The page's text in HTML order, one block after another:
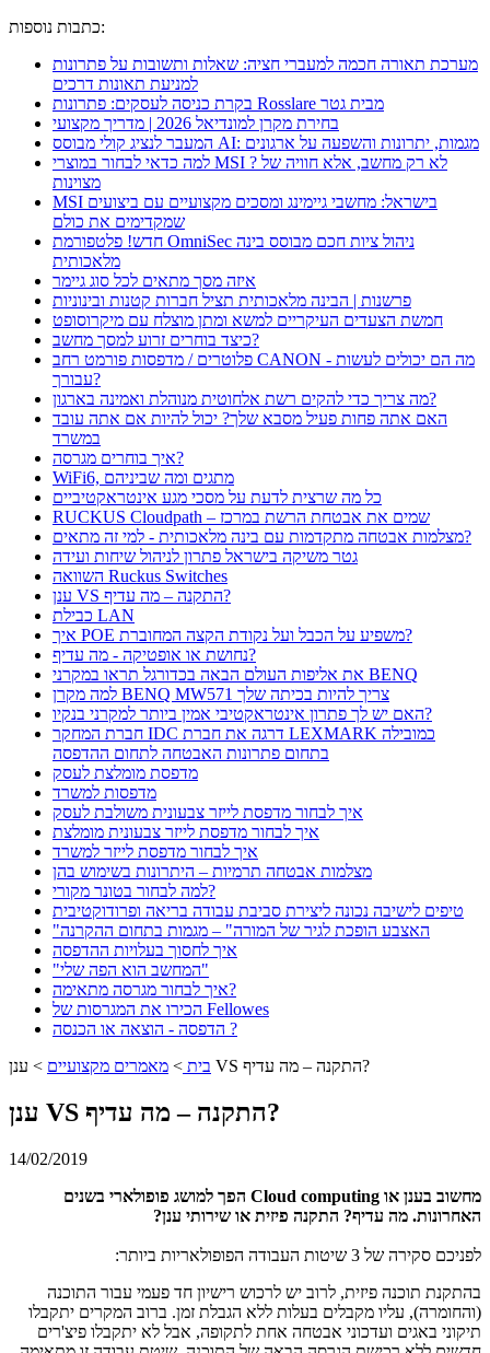
כתבות נוספות:
מערכת תאורה חכמה למעברי חציה: שאלות ותשובות על פתרונות
למניעת תאונות דרכים
בקרת כניסה לעסקים: פתרונות Rosslare מבית גטר
בחירת מקרן למונדיאל 2026 | מדריך מקצועי
המעבר לנציג קולי מבוסס AI: מגמות, יתרונות והשפעה על ארגונים
למה כדאי לבחור במוצרי MSI ? לא רק מחשב, אלא חוויה של
מצוינות
MSI בישראל: מחשבי גיימינג ומסכים מקצועיים עם ביצועים
שמקדימים את כולם
חדש! פלטפורמת OmniSec ניהול ציות חכם מבוסס בינה
מלאכותית
איזה מסך מתאים לכל סוג גיימר
פרשנות | הבינה מלאכותית תציל חברות קטנות ובינוניות
חמשת הצעדים העיקריים למשא ומתן מוצלח עם מיקרוסופט
כיצד בוחרים זרוע למסך מחשב?
פלוטרים / מדפסות פורמט רחב CANON - מה הם יכולים לעשות
עבורך?
מה צריך כדי להקים רשת אלחוטית מנוהלת ואמינה בארגון?
האם אתה פחות פעיל מסבא שלך? יכול להיות אם אתה עובד
במשרד
איך בוחרים מגרסה?
WiFi6, מתגים ומה שביניהם
כל מה שרצית לדעת על מסכי מגע אינטראקטיביים
RUCKUS Cloudpath – שמים את אבטחת הרשת במרכז
מצלמות אבטחה מתקדמות עם בינה מלאכותית - למי זה מתאים?
גטר משיקה בישראל פתרון לניהול שיחות ועידה
השוואה Ruckus Switches
ענן VS התקנה – מה עדיף?
כבילת LAN
איך POE משפיע על הכבל ועל נקודת הקצה המחוברת?
נחושת או אופטיקה - מה עדיף?
את אליפות העולם הבאה בכדורגל תראו במקרני BENQ
למה מקרן BENQ MW571 צריך להיות בכיתה שלך
האם יש לך פתרון אינטראקטיבי אמין ביותר למקרני בנקיו?
חברת המחקר IDC דרגה את חברת LEXMARK כמובילה
בתחום פתרונות האבטחה לתחום ההדפסה
מדפסת מומלצת לעסק
מדפסות למשרד
איך לבחור מדפסת לייזר צבעונית משולבת לעסק
איך לבחור מדפסת לייזר צבעונית מומלצת
איך לבחור מדפסת לייזר למשרד
מצלמות אבטחה תרמיות – היתרונות בשימוש בהן
למה לבחור בטונר מקורי?
טיפים לישיבה נכונה ליצירת סביבת עבודה בריאה ופרודוקטיבית
"האצבע הופכת לגיר של המורה" – מגמות בתחום ההקרנה
איך לחסוך בעלויות ההדפסה
"המחשב הוא הפה שלי"
איך לבחור מגרסה מתאימה?
הכירו את המגרסות של Fellowes
הדפסה - הוצאה או הכנסה ?
בית > מאמרים מקצועיים > ענן VS התקנה – מה עדיף?
ענן VS התקנה – מה עדיף?
14/02/2019
מחשוב בענן או Cloud computing הפך למושג פופולארי בשנים
האחרונות. מה עדיף? התקנה פיזית או שירותי ענן?
לפניכם סקירה של 3 שיטות העבודה הפופולאריות ביותר:
בהתקנת תוכנה פיזית, לרוב יש לרכוש רישיון חד פעמי עבור התוכנה
(והחומרה), עליו מקבלים בעלות ללא הגבלת זמן. ברוב המקרים יתקבלו
תיקוני באגים ועדכוני אבטחה אחת לתקופה, אבל לא יתקבלו פיצ'רים